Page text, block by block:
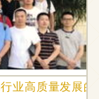
业高质量发展的